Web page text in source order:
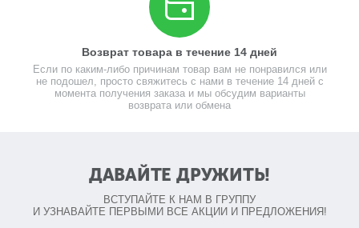
Возврат товара в течение 14 дней
Если по каким-либо причинам товар вам не понравился или
не подошел, просто свяжитесь с нами в течение 14 дней с
момента получения заказа и мы обсудим варианты
возврата или обмена
ДАВАЙТЕ ДРУЖИТЬ!
ВСТУПАЙТЕ К НАМ В ГРУППУ
И УЗНАВАЙТЕ ПЕРВЫМИ ВСЕ АКЦИИ И ПРЕДЛОЖЕНИЯ!